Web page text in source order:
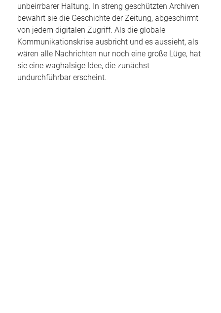
unbeirrbarer Haltung. In streng geschützten Archiven
bewahrt sie die Geschichte der Zeitung, abgeschirmt
von jedem digitalen Zugriff. Als die globale
Kommunikationskrise ausbricht und es aussieht, als
wären alle Nachrichten nur noch eine große Lüge, hat
sie eine waghalsige Idee, die zunächst
undurchführbar erscheint.